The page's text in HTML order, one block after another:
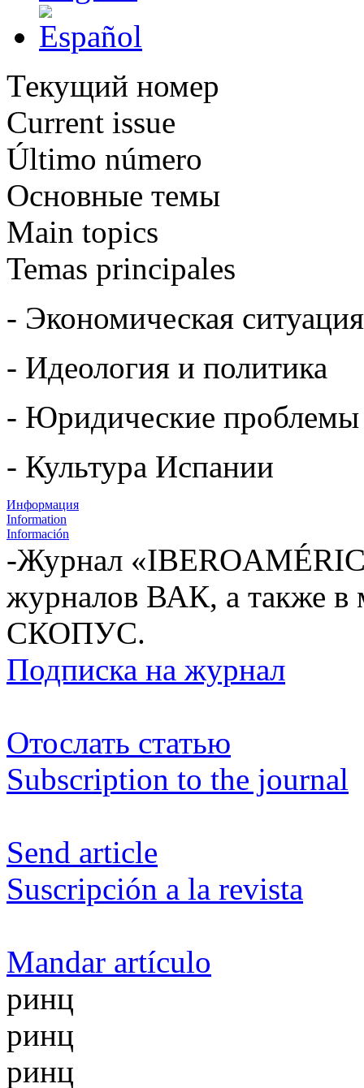
Текущий номер
Current issue
Último número
Основные темы
Main topics
Temas principales
- Экономическая
- Идеология и политика
- Юридические проблемы
- Культура Испании
Информация
Information
Información
-Журнал
журналов ВАК, а также в
СКОПУС.
Подписка на журнал
Отослать статью
Subscription to the journal
Send article
Suscripción a la revista
Mandar artículo
ринц
ринц
ринц